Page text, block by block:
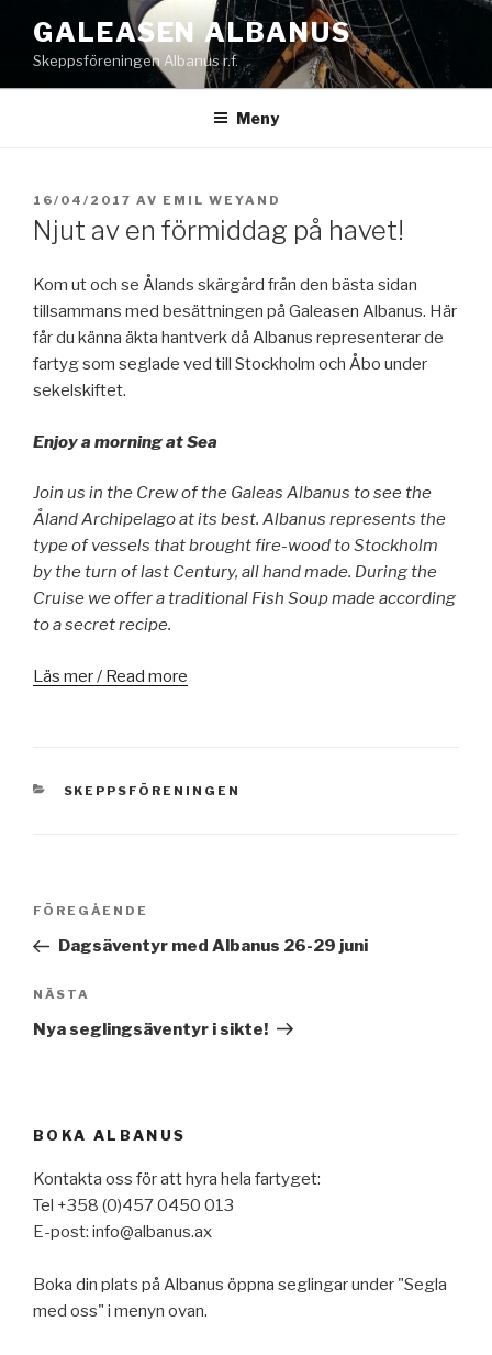
innehåll
GALEASEN ALBANUS
Skeppsföreningen Albanus r.f.
Meny
PUBLICERAT
16/04/2017 AV EMIL WEYAND
Njut av en förmiddag på havet!
Kom ut och se Ålands skärgård från den bästa sidan
tillsammans med besättningen på Galeasen Albanus. Här
får du känna äkta hantverk då Albanus representerar de
fartyg som seglade ved till Stockholm och Åbo under
sekelskiftet.
Enjoy a morning at Sea
Join us in the Crew of the Galeas Albanus to see the
Åland Archipelago at its best. Albanus represents the
type of vessels that brought fire-wood to Stockholm
by the turn of last Century, all hand made. During the
Cruise we offer a traditional Fish Soup made according
to a secret recipe.
Läs mer / Read more
KATEGORIER
SKEPPSFÖRENINGEN
Inläggsnavigering
Föregående
inlägg
FÖREGÅENDE
Dagsäventyr med Albanus 26-29 juni
Nästa
inlägg
NÄSTA
Nya seglingsäventyr i sikte!
BOKA ALBANUS
Kontakta oss för att hyra hela fartyget:
Tel +358 (0)457 0450 013
E-post: info@albanus.ax
Boka din plats på Albanus öppna seglingar under "Segla
med oss" i menyn ovan.